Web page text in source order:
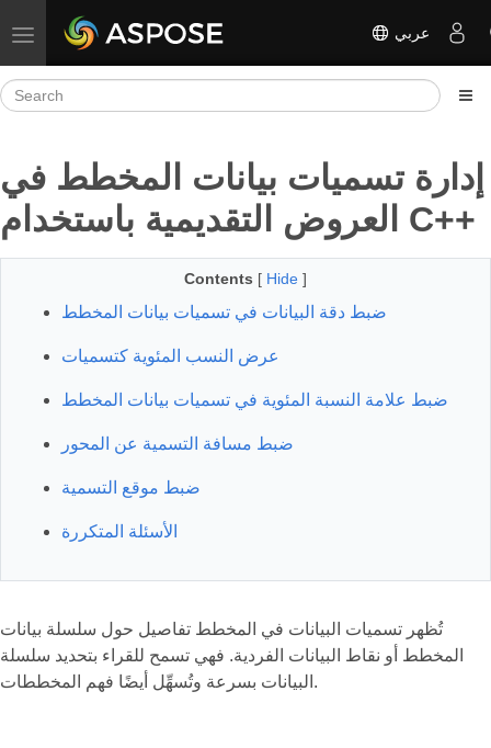
Toggle navigation عربي
إدارة تسميات بيانات المخطط في
العروض التقديمية باستخدام C++
Contents [ Hide ]
ضبط دقة البيانات في تسميات بيانات المخطط
عرض النسب المئوية كتسميات
ضبط علامة النسبة المئوية في تسميات بيانات المخطط
ضبط مسافة التسمية عن المحور
ضبط موقع التسمية
الأسئلة المتكررة
تُظهر تسميات البيانات في المخطط تفاصيل حول سلسلة بيانات
المخطط أو نقاط البيانات الفردية. فهي تسمح للقراء بتحديد سلسلة
البيانات بسرعة وتُسهِّل أيضًا فهم المخططات.